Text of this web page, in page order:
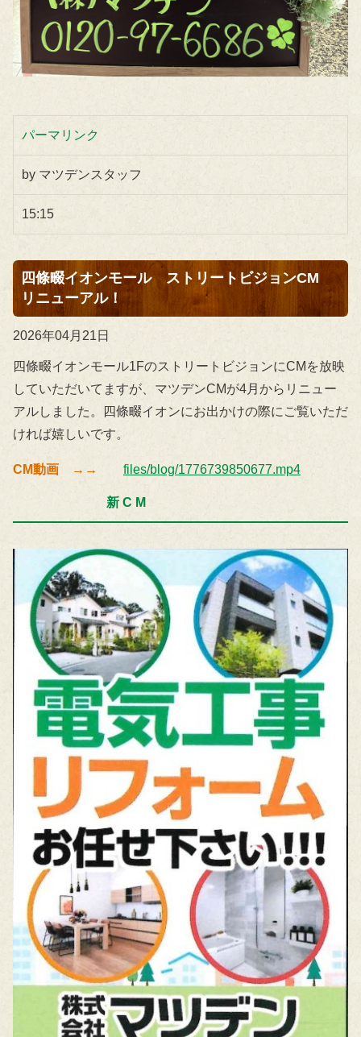
パーマリンク
by マツデンスタッフ
15:15
四條畷イオンモール ストリートビジョンCM
リニューアル！
2026年04月21日
四條畷イオンモール1FのストリートビジョンにCMを放映
していただいてますが、マツデンCMが4月からリニュー
アルしました。四條畷イオンにお出かけの際にご覧いただ
ければ嬉しいです。
CM動画 →→ files/blog/1776739850677.mp4
新 C M